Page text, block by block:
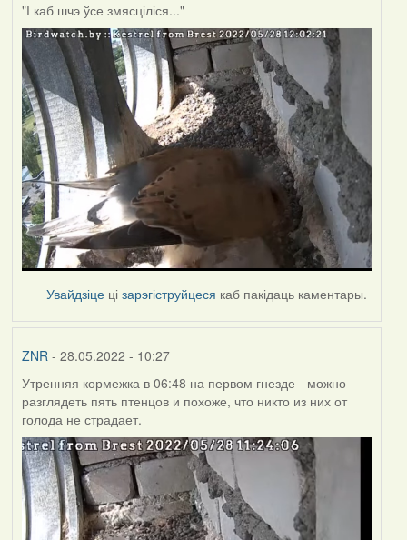
"І каб шчэ ўсе змясціліся..."
Увайдзіце цізарэгіструйцеся каб пакідаць каментары.
ZNR - 28.05.2022 - 10:27
Утренняя кормежка в 06:48 на первом гнезде - можно
разглядеть пять птенцов и похоже, что никто из них от
голода не страдает.